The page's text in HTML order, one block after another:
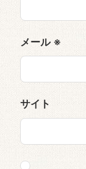
メール ※
サイト